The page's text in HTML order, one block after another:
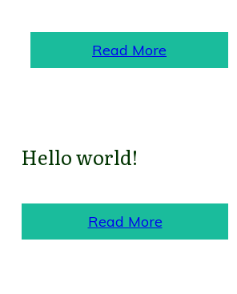
Read More
Hello world!
Read More